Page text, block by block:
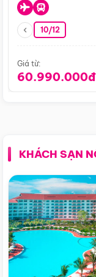
10/12
Giá từ:
60.990.000đ
KHÁCH SẠN